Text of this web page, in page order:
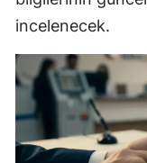
incelenecek.